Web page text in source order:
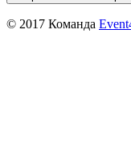
© 2017 Команда